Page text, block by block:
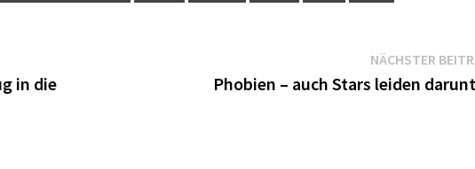
in die
NÄCHSTER
Phobien – auch Stars leiden